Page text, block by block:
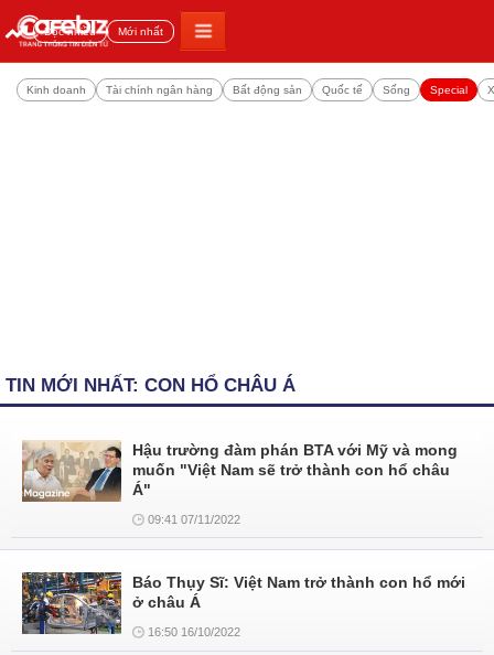
Đọc nhiều Mới nhất
Kinh doanh Tài chính ngân hàng Bất động sản Quốc tế Sống Special
TIN MỚI NHẤT: CON HỔ CHÂU Á
Hậu trường đàm phán BTA với Mỹ và mong
muốn "Việt Nam sẽ trở thành con hổ châu
Á"
09:41 07/11/2022
Báo Thụy Sĩ: Việt Nam trở thành con hổ mới
ở châu Á
16:50 16/10/2022